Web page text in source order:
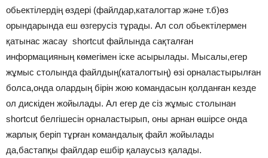
обьектілердің өздері (файлдар,каталогтар және т.б)өз
орындарында еш өзгерусіз тұрады. Ал сол обьектілермен
қатынас жасау shortcut файлында сақталған
информацияның көмегімен іске асырылады. Мысалы,егер
жұмыс столында файлдың(каталогтың) өзі орналастырылған
болса,онда олардың бірін жою командасын қолданған кезде
ол дискіден жойылады. Ал егер де сіз жұмыс столынан
shortcut белгішесін орналастырып, оны арнан өшірсе онда
жарлық беріп тұрған командалық файл жойылады
да,бастапқы файлдар ешбір қалаусыз қалады.